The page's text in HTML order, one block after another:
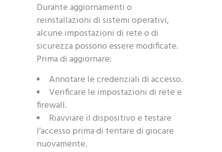
Durante aggiornamenti o
reinstallazioni di sistemi operativi,
alcune impostazioni di rete o di
sicurezza possono essere modificate.
Prima di aggiornare:
Annotare le credenziali di accesso.
Verificare le impostazioni di rete e
firewall.
Riavviare il dispositivo e testare
l’accesso prima di tentare di giocare
nuovamente.